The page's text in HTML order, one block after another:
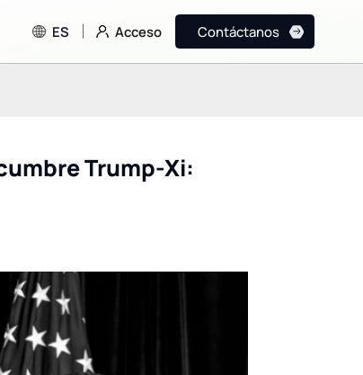
ES Acceso Contáctanos
como asistente de IA para
compras.
Trump-Xi: